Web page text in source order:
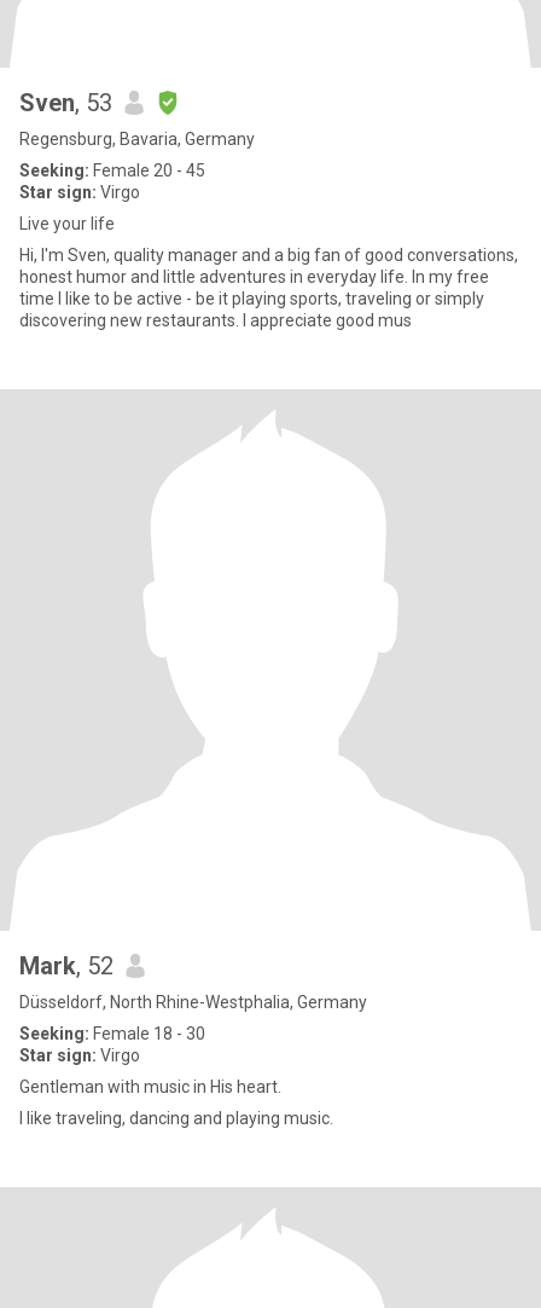
Sven, 53
Regensburg, Bavaria, Germany
Seeking: Female 20 - 45
Star sign: Virgo
Live your life
Hi, I'm Sven, quality manager and a big fan of good conversations,
honest humor and little adventures in everyday life. In my free
time I like to be active - be it playing sports, traveling or simply
discovering new restaurants. I appreciate good mus
Mark, 52
Düsseldorf, North Rhine-Westphalia, Germany
Seeking: Female 18 - 30
Star sign: Virgo
Gentleman with music in His heart.
I like traveling, dancing and playing music.